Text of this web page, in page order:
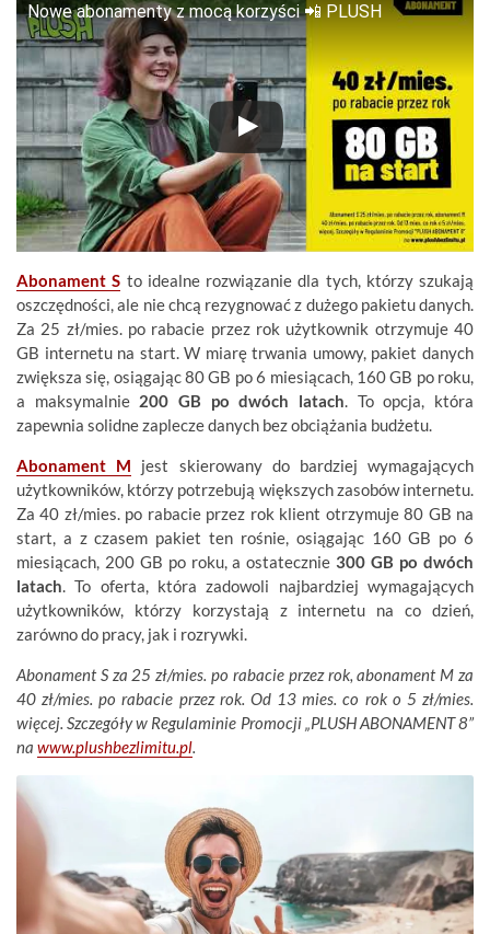
Nowe abonamenty z mocą korzyści 📲 PLUSH
Abonament S to idealne rozwiązanie dla tych, którzy szukają
oszczędności, ale nie chcą rezygnować z dużego pakietu danych.
Za 25 zł/mies. po rabacie przez rok użytkownik otrzymuje 40
GB internetu na start. W miarę trwania umowy, pakiet danych
zwiększa się, osiągając 80 GB po 6 miesiącach, 160 GB po roku,
a maksymalnie 200 GB po dwóch latach. To opcja, która
zapewnia solidne zaplecze danych bez obciążania budżetu.
Abonament M jest skierowany do bardziej wymagających
użytkowników, którzy potrzebują większych zasobów internetu.
Za 40 zł/mies. po rabacie przez rok klient otrzymuje 80 GB na
start, a z czasem pakiet ten rośnie, osiągając 160 GB po 6
miesiącach, 200 GB po roku, a ostatecznie300 GB po dwóch
latach. To oferta, która zadowoli najbardziej wymagających
użytkowników, którzy korzystają z internetu na co dzień,
zarówno do pracy, jak i rozrywki.
Abonament S za 25 zł/mies. po rabacie przez rok, abonament M za
40 zł/mies. po rabacie przez rok. Od 13 mies. co rok o 5 zł/mies.
więcej. Szczegóły w Regulaminie Promocji „PLUSH ABONAMENT 8”
na www.plushbezlimitu.pl.